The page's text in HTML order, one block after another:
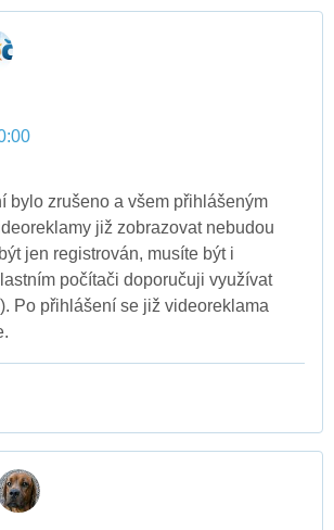
bylo zrušeno a všem přihlášeným
již zobrazovat nebudou
jen registrován, musíte být i
počítači doporučuji využívat
Po přihlášení se již videoreklama